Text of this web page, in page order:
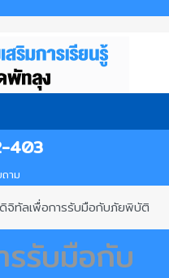
403
าม
จิทัลเพื่อการรับมือกับภัยพิบัติ
รรับมือกับ